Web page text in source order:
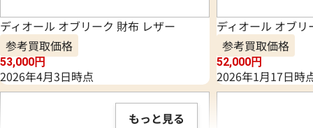
ディオール オブリーク 財布 レザー
参考買取価格
53,000円
2026年4月3日時点
ディオール オブ
参考買取価格
52,000円
2026年1月17日時
もっと見る